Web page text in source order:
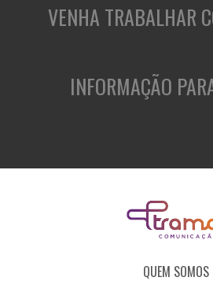
VENHA TRABALHAR
INFORMAÇÃO
QUEM SOMOS